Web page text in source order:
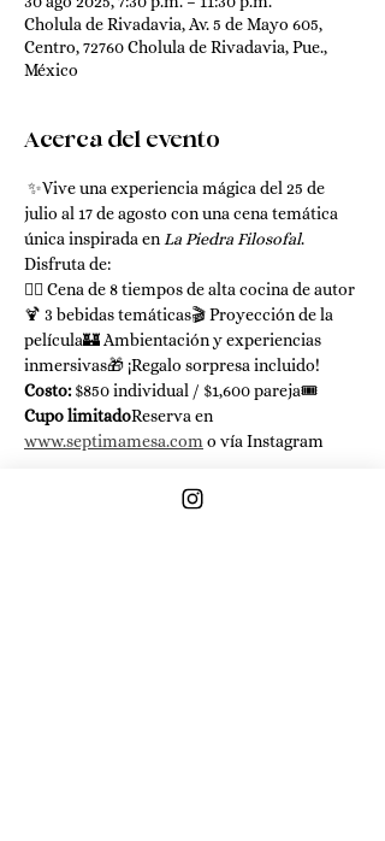
Cholula de Rivadavia, Av. 5 de Mayo 605,
Centro, 72760 Cholula de Rivadavia, Pue.,
México
Acerca del evento
✨Vive una experiencia mágica del 25 de
julio al 17 de agosto con una cena temática
única inspirada en La Piedra Filosofal.
Disfruta de:
🧙‍♂️ Cena de 8 tiempos de alta cocina de autor
🍹 3 bebidas temáticas🎬 Proyección de la
película🏰 Ambientación y experiencias
inmersivas🎁 ¡Regalo sorpresa incluido!
Costo: $850 individual / $1,600 pareja🎟️
Cupo limitadoReserva en
www.septimamesa.com o vía Instagram